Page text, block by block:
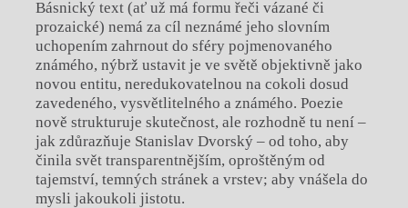
Básnický text (ať už má formu řeči vázané či
prozaické) nemá za cíl neznámé jeho slovním
uchopením zahrnout do sféry pojmenovaného
známého, nýbrž ustavit je ve světě objektivně jako
novou entitu, neredukovatelnou na cokoli dosud
zavedeného, vysvětlitelného a známého. Poezie
nově strukturuje skutečnost, ale rozhodně tu není –
jak zdůrazňuje Stanislav Dvorský – od toho, aby
činila svět transparentnějším, oproštěným od
tajemství, temných stránek a vrstev; aby vnášela do
mysli jakoukoli jistotu.